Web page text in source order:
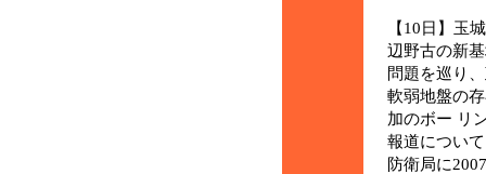
【10日】玉
辺野古の新
問題を巡り
軟弱地盤の
加のボー リ
報道につい
防衛局に